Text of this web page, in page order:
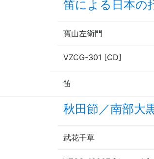
笛による日本の
寶山左衛門
VZCG-301 [CD]
笛
秋田節／南部大
武花千草